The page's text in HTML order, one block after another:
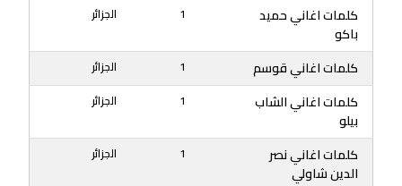
كلمات اغاني حميد
باكو
1 الجزائر
كلمات اغاني قوسم 1 الجزائر
كلمات اغاني الشاب
بيلو
1 الجزائر
كلمات اغاني نصر
الدين شاولي
1 الجزائر